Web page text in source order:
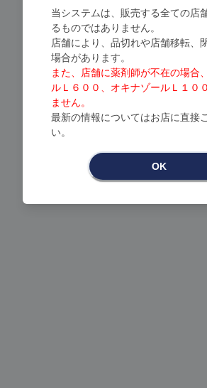
Loading...
当システムは、販売する全ての店
るものではありません。
店舗により、品切れや店舗移転、
場合があります。
また、店舗に薬剤師が不在の場合
ルＬ６００、オキナゾールＬ１０
ません。
最新の情報についてはお店に直接
い。
OK